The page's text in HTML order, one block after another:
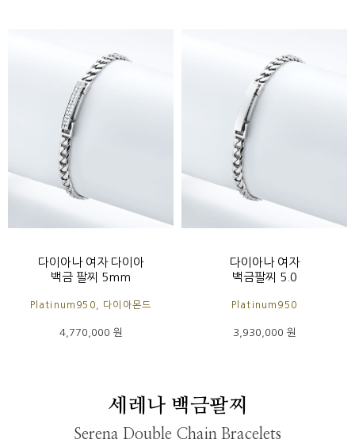
다이아나 여자 다이아
백금 팔찌 5mm
Platinum950, 다이아몬드
4,770,000 원
다이아나 여자
백금팔찌 5.0
Platinum950
3,930,000 원
세레나 백금팔찌
Serena Double Chain Bracelets